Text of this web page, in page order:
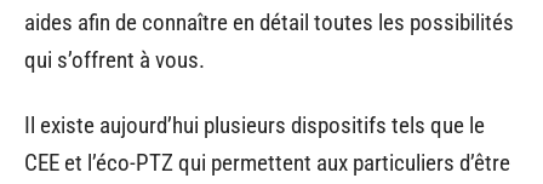
aides afin de connaître en détail toutes les possibilités
qui s’offrent à vous.
Il existe aujourd’hui plusieurs dispositifs tels que le
CEE et l’éco-PTZ qui permettent aux particuliers d’être